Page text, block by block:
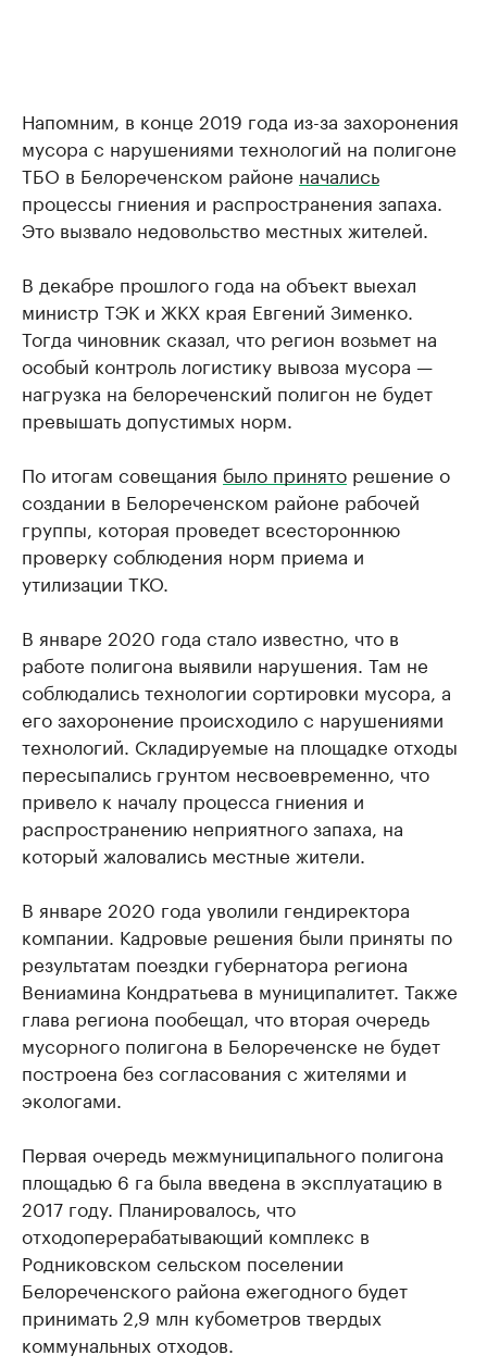
Напомним, в конце 2019 года из-за захоронения
мусора с нарушениями технологий на полигоне
ТБО в Белореченском районе начались
процессы гниения и распространения запаха.
Это вызвало недовольство местных жителей.
В декабре прошлого года на объект выехал
министр ТЭК и ЖКХ края Евгений Зименко.
Тогда чиновник сказал, что регион возьмет на
особый контроль логистику вывоза мусора —
нагрузка на белореченский полигон не будет
превышать допустимых норм.
По итогам совещания было принято решение о
создании в Белореченском районе рабочей
группы, которая проведет всестороннюю
проверку соблюдения норм приема и
утилизации ТКО.
В январе 2020 года стало известно, что в
работе полигона выявили нарушения. Там не
соблюдались технологии сортировки мусора, а
его захоронение происходило с нарушениями
технологий. Складируемые на площадке отходы
пересыпались грунтом несвоевременно, что
привело к началу процесса гниения и
распространению неприятного запаха, на
который жаловались местные жители.
В январе 2020 года уволили гендиректора
компании. Кадровые решения были приняты по
результатам поездки губернатора региона
Вениамина Кондратьева в муниципалитет. Также
глава региона пообещал, что вторая очередь
мусорного полигона в Белореченске не будет
построена без согласования с жителями и
экологами.
Первая очередь межмуниципального полигона
площадью 6 га была введена в эксплуатацию в
2017 году. Планировалось, что
отходоперерабатывающий комплекс в
Родниковском сельском поселении
Белореченского района ежегодного будет
принимать 2,9 млн кубометров твердых
коммунальных отходов.